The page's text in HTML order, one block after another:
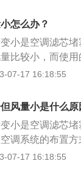
芯。但是空调
调滤芯上很容易
，后排空调出
是有附加气管
调出风口的风量
怎么办？
小是空调滤芯
比较小，而使
更换新的空调
滤芯。更换空
07-17 16:18:55
风量小是什么原
小是空调滤芯
调系统的布置
置形式是将蒸
07-17 16:18:55